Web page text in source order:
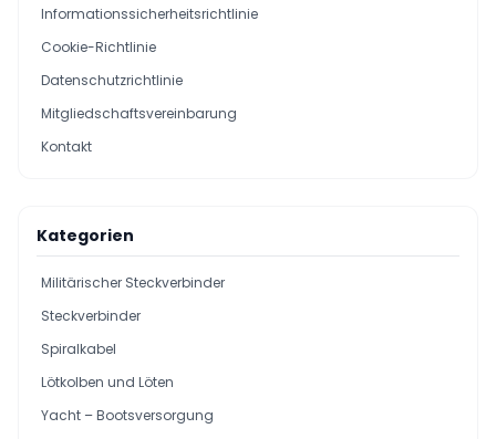
Informationssicherheitsrichtlinie
Cookie-Richtlinie
Datenschutzrichtlinie
Mitgliedschaftsvereinbarung
Kontakt
Kategorien
Militärischer Steckverbinder
Steckverbinder
Spiralkabel
Lötkolben und Löten
Yacht – Bootsversorgung